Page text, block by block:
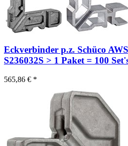
Eckverbinder p.z. Schüco
S236032S > 1 Paket = 100
565,86 € *